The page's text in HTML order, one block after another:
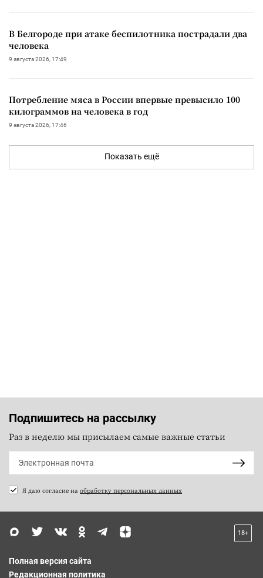
В Белгороде при атаке беспилотника пострадали два
человека
9 августа 2026, 17:49
Потребление мяса в России впервые превысило 100
килограммов на человека в год
9 августа 2026, 17:46
Показать ещё
Подпишитесь на рассылку
Раз в неделю мы присылаем самые важные статьи
Я даю согласие на обработку персональных данных
18+
Полная версия сайта
Редакционная политика